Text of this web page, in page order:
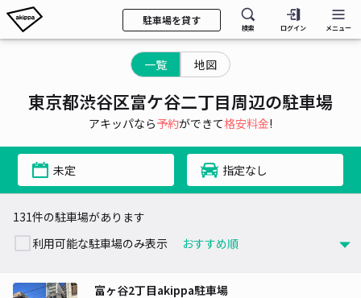
駐車場を貸す
検索 ログイン メニュー
一覧 地図
東京都渋谷区富ケ谷二丁目周辺の駐車場
アキッパなら予約ができて格安料金!
未定 指定なし
131件の駐車場があります
利用可能な駐車場のみ表示
富ヶ谷2丁目akippa駐車場